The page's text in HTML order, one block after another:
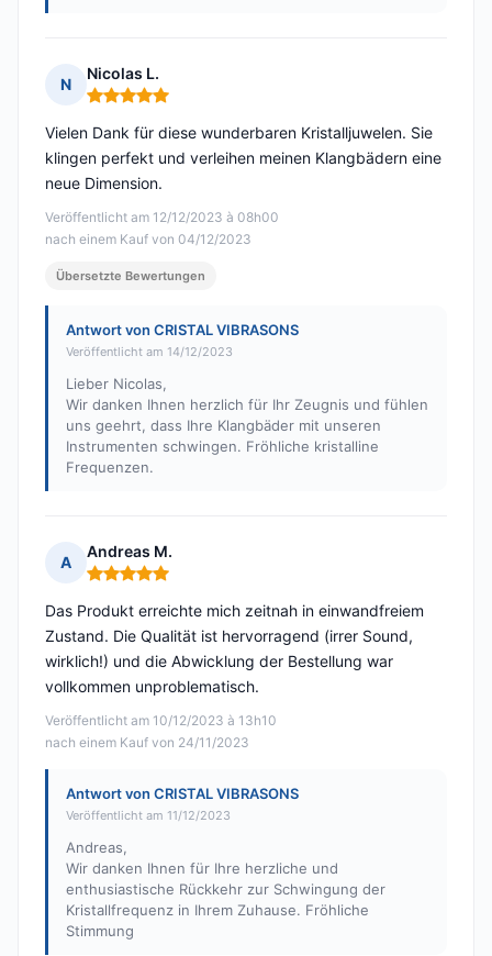
N
Nicolas L.
Hinweis: 5 von 5
Veröffentlicht am 12/12/2023 à 08h00
nach einem Kauf von 04/12/2023
Vielen Dank für diese wunderbaren Kristalljuwelen. Sie
klingen perfekt und verleihen meinen Klangbädern eine
neue Dimension.
Übersetzte Bewertungen
Antwort von CRISTAL VIBRASONS
Veröffentlicht am 14/12/2023
Lieber Nicolas,
Wir danken Ihnen herzlich für Ihr Zeugnis und fühlen
uns geehrt, dass Ihre Klangbäder mit unseren
Instrumenten schwingen. Fröhliche kristalline
Frequenzen.
A
Andreas M.
Hinweis: 5 von 5
Veröffentlicht am 10/12/2023 à 13h10
nach einem Kauf von 24/11/2023
Das Produkt erreichte mich zeitnah in einwandfreiem
Zustand. Die Qualität ist hervorragend (irrer Sound,
wirklich!) und die Abwicklung der Bestellung war
vollkommen unproblematisch.
Antwort von CRISTAL VIBRASONS
Veröffentlicht am 11/12/2023
Andreas,
Wir danken Ihnen für Ihre herzliche und
enthusiastische Rückkehr zur Schwingung der
Kristallfrequenz in Ihrem Zuhause. Fröhliche
Stimmung